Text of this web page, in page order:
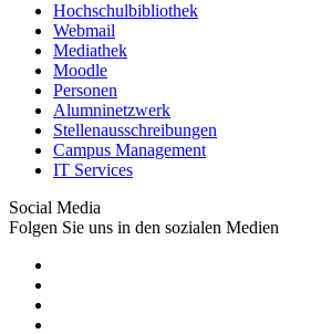
Hochschulbibliothek
Webmail
Mediathek
Moodle
Personen
Alumninetzwerk
Stellenausschreibungen
Campus Management
IT Services
Social Media
Folgen Sie uns in den sozialen Medien